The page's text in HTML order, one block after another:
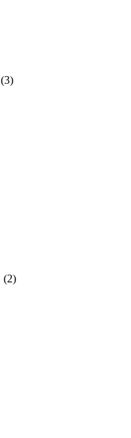
(3)
(2)